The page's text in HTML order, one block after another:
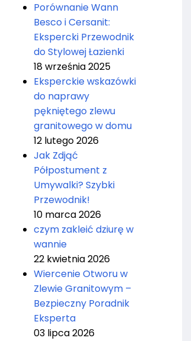
Porównanie Wann
Besco i Cersanit:
Ekspercki Przewodnik
do Stylowej Łazienki
18 września 2025
Eksperckie wskazówki
do naprawy
pękniętego zlewu
granitowego w domu
12 lutego 2026
Jak Zdjąć
Półpostument z
Umywalki? Szybki
Przewodnik!
10 marca 2026
czym zakleić dziurę w
wannie
22 kwietnia 2026
Wiercenie Otworu w
Zlewie Granitowym –
Bezpieczny Poradnik
Eksperta
03 lipca 2026